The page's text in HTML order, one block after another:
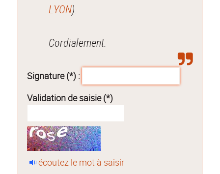
LYON).
Cordialement.
Signature (*) :
Validation de saisie (*)
écoutez le mot à saisir